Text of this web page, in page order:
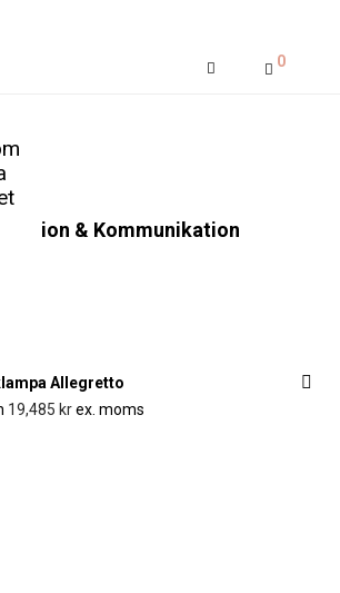
0
& Kommunikation
Allegretto
19,485 krex. moms